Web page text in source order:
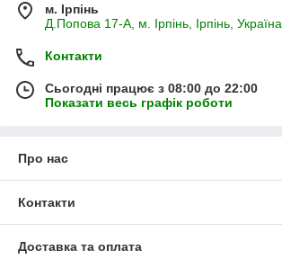
м. Ірпінь
Д.Попова 17-А, м. Ірпінь, Ірпінь, Україна
Контакти
Сьогодні працює з 08:00 до 22:00
Показати весь графік роботи
Про нас
Контакти
Доставка та оплата